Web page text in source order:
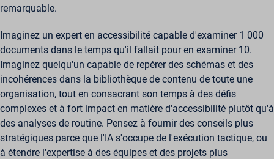
remarquable.
Imaginez un expert en accessibilité capable d'examiner 1 000
documents dans le temps qu'il fallait pour en examiner 10.
Imaginez quelqu'un capable de repérer des schémas et des
incohérences dans la bibliothèque de contenu de toute une
organisation, tout en consacrant son temps à des défis
complexes et à fort impact en matière d'accessibilité plutôt qu'à
des analyses de routine. Pensez à fournir des conseils plus
stratégiques parce que l'IA s'occupe de l'exécution tactique, ou
à étendre l'expertise à des équipes et des projets plus